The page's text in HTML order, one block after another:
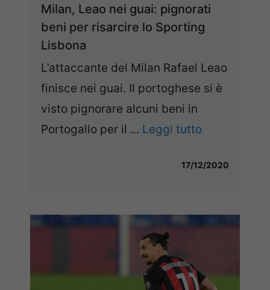
Milan, Leao nei guai: pignorati
beni per risarcire lo Sporting
Lisbona
L’attaccante del Milan Rafael Leao
finisce nei guai. Il portoghese si è
visto pignorare alcuni beni in
Portogallo per il ... Leggi tutto
17/12/2020